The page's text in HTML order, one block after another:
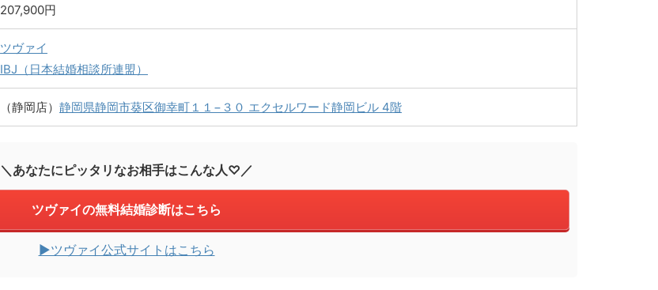
207,900円
ツヴァイ
IBJ（日本結婚相談所連盟）
（静岡店） 静岡県静岡市葵区御幸町１１−３０ エクセルワード静岡ビル 4階
＼あなたにピッタリなお相手はこんな人♡／
ツヴァイの無料結婚診断はこちら
▶︎ツヴァイ公式サイトはこちら